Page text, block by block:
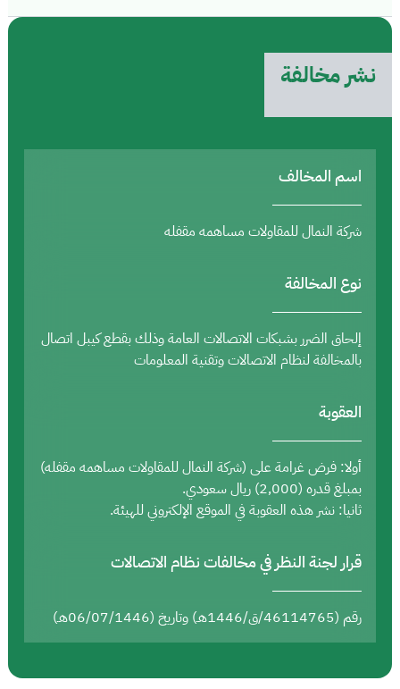
نشر مخالفة
اسم المخالف
شركة النمال للمقاولات مساهمه مقفله
نوع المخالفة
إلحاق الضرر بشبكات الاتصالات العامة وذلك بقطع كيبل اتصال
بالمخالفة لنظام الاتصالات وتقنية المعلومات
العقوبة
أولا: فرض غرامة على (شركة النمال للمقاولات مساهمه مقفله)
بمبلغ قدره (2,000) ريال سعودي.
ثانيا: نشر هذه العقوبة في الموقع الإلكتروني للهيئة.
قرار لجنة النظر في مخالفات نظام الاتصالات
رقم (46114765/ق/1446هـ) وتاريخ (06/07/1446هـ)